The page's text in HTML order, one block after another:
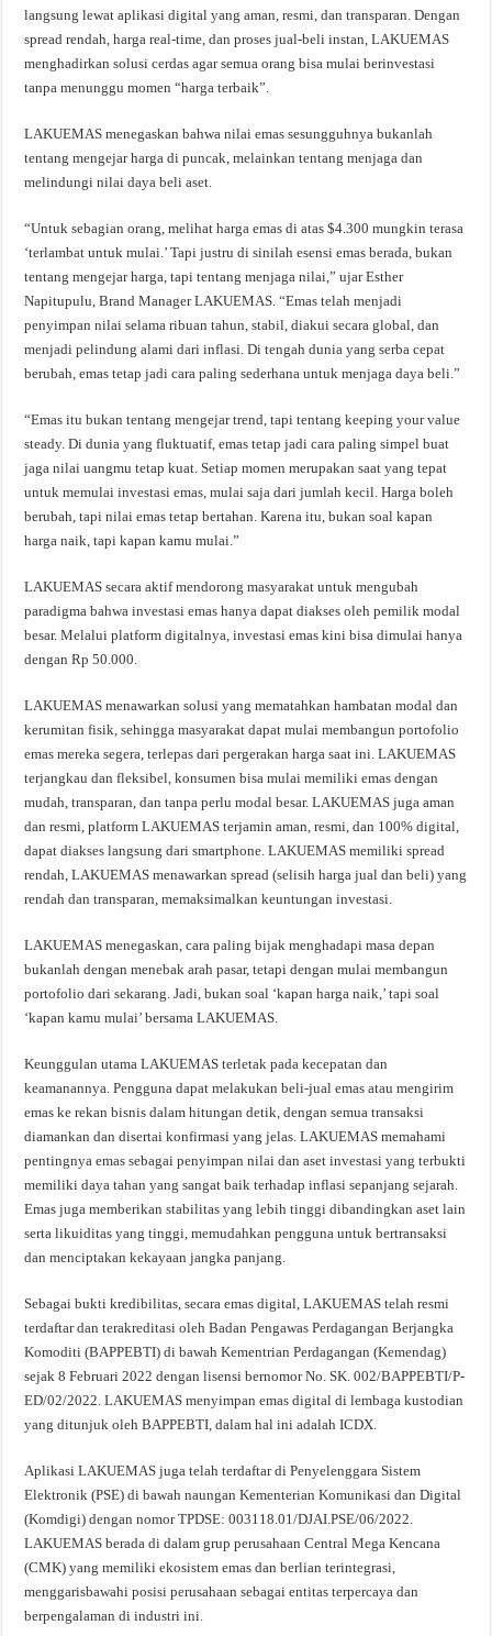
langsung lewat aplikasi digital yang aman, resmi, dan transparan. Dengan
spread rendah, harga real-time, dan proses jual-beli instan, LAKUEMAS
menghadirkan solusi cerdas agar semua orang bisa mulai berinvestasi
tanpa menunggu momen “harga terbaik”.
LAKUEMAS menegaskan bahwa nilai emas sesungguhnya bukanlah
tentang mengejar harga di puncak, melainkan tentang menjaga dan
melindungi nilai daya beli aset.
“Untuk sebagian orang, melihat harga emas di atas $4.300 mungkin terasa
‘terlambat untuk mulai.’ Tapi justru di sinilah esensi emas berada, bukan
tentang mengejar harga, tapi tentang menjaga nilai,” ujar Esther
Napitupulu, Brand Manager LAKUEMAS. “Emas telah menjadi
penyimpan nilai selama ribuan tahun, stabil, diakui secara global, dan
menjadi pelindung alami dari inflasi. Di tengah dunia yang serba cepat
berubah, emas tetap jadi cara paling sederhana untuk menjaga daya beli.”
“Emas itu bukan tentang mengejar trend, tapi tentang keeping your value
steady. Di dunia yang fluktuatif, emas tetap jadi cara paling simpel buat
jaga nilai uangmu tetap kuat. Setiap momen merupakan saat yang tepat
untuk memulai investasi emas, mulai saja dari jumlah kecil. Harga boleh
berubah, tapi nilai emas tetap bertahan. Karena itu, bukan soal kapan
harga naik, tapi kapan kamu mulai.”
LAKUEMAS secara aktif mendorong masyarakat untuk mengubah
paradigma bahwa investasi emas hanya dapat diakses oleh pemilik modal
besar. Melalui platform digitalnya, investasi emas kini bisa dimulai hanya
dengan Rp 50.000.
LAKUEMAS menawarkan solusi yang mematahkan hambatan modal dan
kerumitan fisik, sehingga masyarakat dapat mulai membangun portofolio
emas mereka segera, terlepas dari pergerakan harga saat ini. LAKUEMAS
terjangkau dan fleksibel, konsumen bisa mulai memiliki emas dengan
mudah, transparan, dan tanpa perlu modal besar. LAKUEMAS juga aman
dan resmi, platform LAKUEMAS terjamin aman, resmi, dan 100% digital,
dapat diakses langsung dari smartphone. LAKUEMAS memiliki spread
rendah, LAKUEMAS menawarkan spread (selisih harga jual dan beli) yang
rendah dan transparan, memaksimalkan keuntungan investasi.
LAKUEMAS menegaskan, cara paling bijak menghadapi masa depan
bukanlah dengan menebak arah pasar, tetapi dengan mulai membangun
portofolio dari sekarang. Jadi, bukan soal ‘kapan harga naik,’ tapi soal
‘kapan kamu mulai’ bersama LAKUEMAS.
Keunggulan utama LAKUEMAS terletak pada kecepatan dan
keamanannya. Pengguna dapat melakukan beli-jual emas atau mengirim
emas ke rekan bisnis dalam hitungan detik, dengan semua transaksi
diamankan dan disertai konfirmasi yang jelas. LAKUEMAS memahami
pentingnya emas sebagai penyimpan nilai dan aset investasi yang terbukti
memiliki daya tahan yang sangat baik terhadap inflasi sepanjang sejarah.
Emas juga memberikan stabilitas yang lebih tinggi dibandingkan aset lain
serta likuiditas yang tinggi, memudahkan pengguna untuk bertransaksi
dan menciptakan kekayaan jangka panjang.
Sebagai bukti kredibilitas, secara emas digital, LAKUEMAS telah resmi
terdaftar dan terakreditasi oleh Badan Pengawas Perdagangan Berjangka
Komoditi (BAPPEBTI) di bawah Kementrian Perdagangan (Kemendag)
sejak 8 Februari 2022 dengan lisensi bernomor No. SK. 002/BAPPEBTI/P-
ED/02/2022. LAKUEMAS menyimpan emas digital di lembaga kustodian
yang ditunjuk oleh BAPPEBTI, dalam hal ini adalah ICDX.
Aplikasi LAKUEMAS juga telah terdaftar di Penyelenggara Sistem
Elektronik (PSE) di bawah naungan Kementerian Komunikasi dan Digital
(Komdigi) dengan nomor TPDSE: 003118.01/DJAI.PSE/06/2022.
LAKUEMAS berada di dalam grup perusahaan Central Mega Kencana
(CMK) yang memiliki ekosistem emas dan berlian terintegrasi,
menggarisbawahi posisi perusahaan sebagai entitas terpercaya dan
berpengalaman di industri ini.